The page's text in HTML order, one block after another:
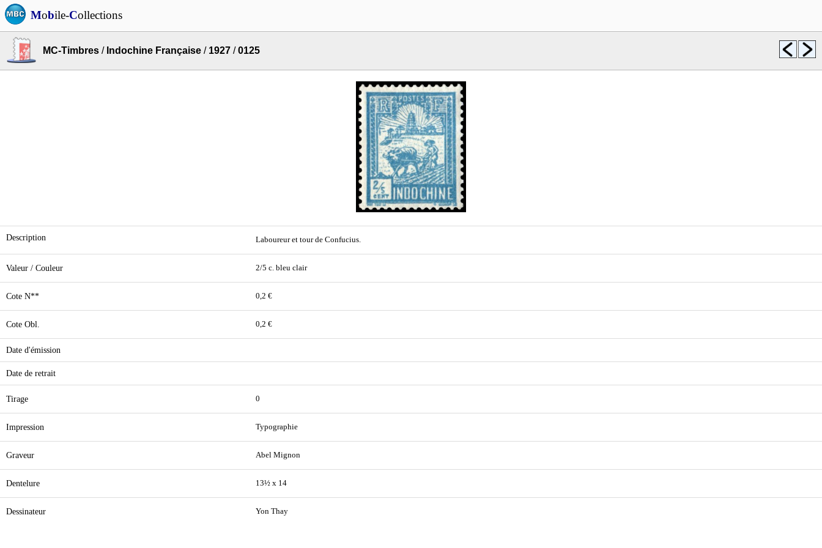
Mobile-Collections
MC-Timbres / Indochine Française / 1927 /0125
Description Laboureur et tour de Confucius.
Valeur / Couleur 2/5 c. bleu clair
Cote N** 0,2 €
Cote Obl. 0,2 €
Date d'émission
Date de retrait
Tirage 0
Impression Typographie
Graveur Abel Mignon
Dentelure 13½ x 14
Dessinateur Yon Thay